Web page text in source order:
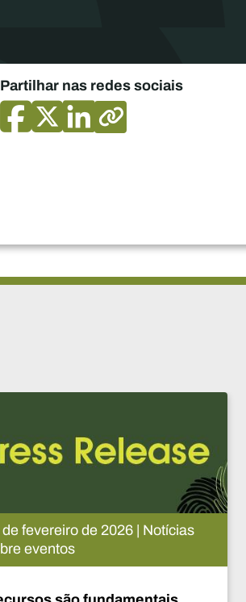
Partilhar nas redes sociais
08 de fevereiro de 2026 |